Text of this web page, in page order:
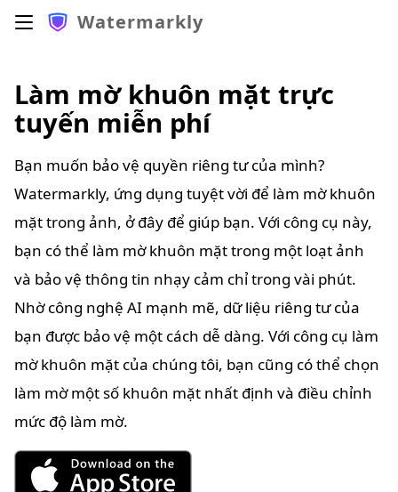
Watermarkly
Làm mờ khuôn mặt trực
tuyến miễn phí
Bạn muốn bảo vệ quyền riêng tư của mình?
Watermarkly, ứng dụng tuyệt vời để làm mờ khuôn
mặt trong ảnh, ở đây để giúp bạn. Với công cụ này,
bạn có thể làm mờ khuôn mặt trong một loạt ảnh
và bảo vệ thông tin nhạy cảm chỉ trong vài phút.
Nhờ công nghệ AI mạnh mẽ, dữ liệu riêng tư của
bạn được bảo vệ một cách dễ dàng. Với công cụ làm
mờ khuôn mặt của chúng tôi, bạn cũng có thể chọn
làm mờ một số khuôn mặt nhất định và điều chỉnh
mức độ làm mờ.